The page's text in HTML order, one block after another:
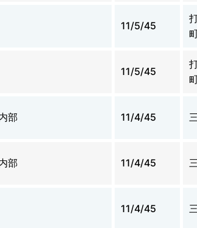
11/5/45
11/5/45
部 11/4/45
部 11/4/45
11/4/45